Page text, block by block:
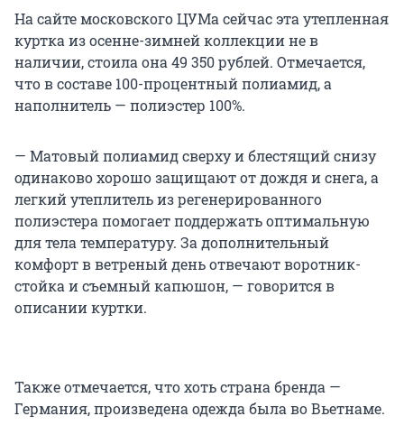
На сайте московского ЦУМа сейчас эта утепленная
куртка из осенне-зимней коллекции не в
наличии, стоила она 49 350 рублей. Отмечается,
что в составе 100-процентный полиамид, а
наполнитель — полиэстер 100%.
— Матовый полиамид сверху и блестящий снизу
одинаково хорошо защищают от дождя и снега, а
легкий утеплитель из регенерированного
полиэстера помогает поддержать оптимальную
для тела температуру. За дополнительный
комфорт в ветреный день отвечают воротник-
стойка и съемный капюшон, — говорится в
описании куртки.
Также отмечается, что хоть страна бренда —
Германия, произведена одежда была во Вьетнаме.